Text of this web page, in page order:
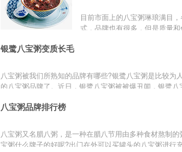
目前市面上的八宝粥琳琅满目
式，品牌也有很多，但是质量
家分享一下市面上比较知名的
牌，这些品牌深受许多人的青
银鹭八宝粥变质长毛
八宝粥被我们所熟知的品牌有哪些?银鹭八宝粥是比较为
的八宝粥品牌了。近日，银鹭八宝粥被被爆丑闻，银鹭八
八宝粥品牌排行榜
八宝粥又名腊八粥，是一种在腊八节用由多种食材熬制的
宝粥什么牌子的好呢?出门在外可以买罐头的八宝粥进行